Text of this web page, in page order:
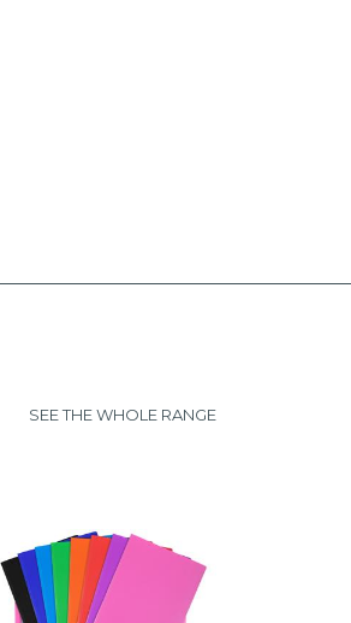
SEE THE WHOLE RANGE